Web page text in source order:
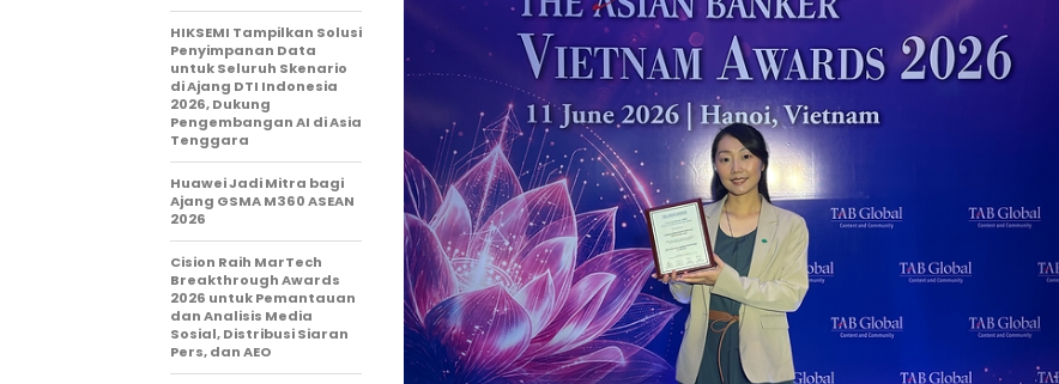
HIKSEMI Tampilkan Solusi
Penyimpanan Data
untuk Seluruh Skenario
di Ajang DTI Indonesia
2026, Dukung
Pengembangan AI di Asia
Tenggara
Huawei Jadi Mitra bagi
Ajang GSMA M360 ASEAN
2026
Cision Raih MarTech
Breakthrough Awards
2026 untuk Pemantauan
dan Analisis Media
Sosial, Distribusi Siaran
Pers, dan AEO